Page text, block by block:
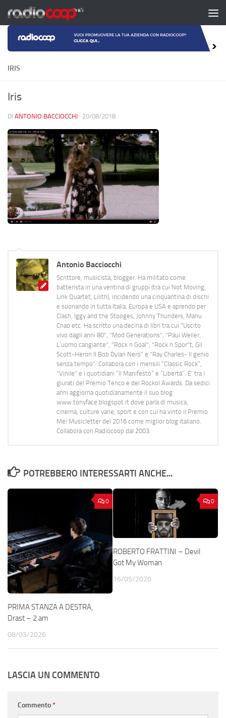
Salta al contenuto
IRIS
Iris
DI ANTONIO BACCIOCCHI · 20/08/2018
Antonio Bacciocchi
Scrittore, musicista, blogger. Ha militato come
batterista in una ventina di gruppi (tra cui Not Moving,
Link Quartet, Lilith), incidendo una cinquantina di dischi
e suonando in tutta Italia, Europa e USA e aprendo per
Clash, Iggy and the Stooges, Johnny Thunders, Manu
Chao etc. Ha scritto una decina di libri tra cui "Uscito
vivo dagli anni 80", "Mod Generations", "Paul Weller,
L’uomo cangiante", "Rock n Goal", "Rock n Spor"t, Gil
Scott-Heron Il Bob Dylan Nero" e "Ray Charles- Il genio
senza tempo". Collabora con i mensili “Classic Rock”,
"Vinile" e i quotidiani “Il Manifesto” e “Libertà”. E' tra i
giurati del Premio Tenco e del Rockol Awards. Da sedici
anni aggiorna quotidianamente il suo blog
www.tonyface.blogspot.it dove parla di musica,
cinema, culture varie, sport e con cui ha vinto il Premio
Mei Musicletter del 2016 come miglior blog italiano.
Collabora con Radiocoop dal 2003.
POTREBBERO INTERESSARTI ANCHE...
0
PRIMA STANZA A DESTRA,
Drast – 2 am
08/03/2026
0
ROBERTO FRATTINI – Devil
Got My Woman
16/05/2020
LASCIA UN COMMENTO
Commento*